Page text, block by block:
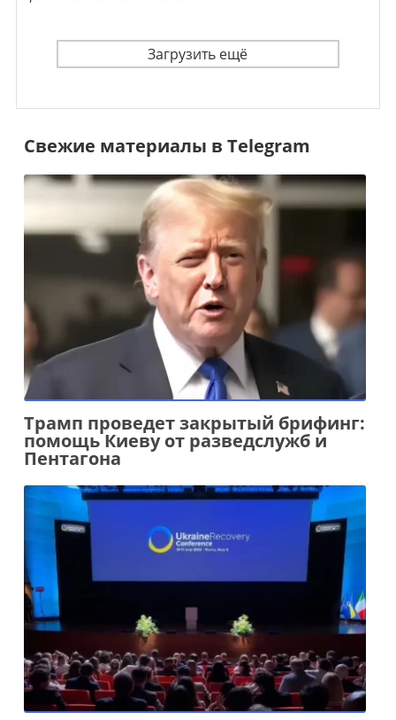
Загрузить ещё
Свежие материалы в Telegram
Трамп проведет закрытый брифинг:
помощь Киеву от разведслужб и
Пентагона